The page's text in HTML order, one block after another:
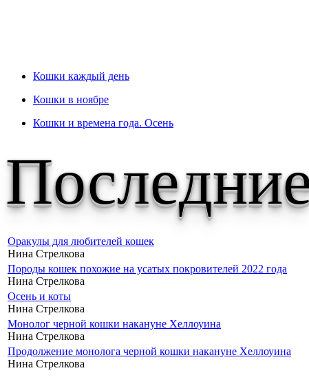
Кошки каждый день
Кошки в ноябре
Кошки и времена года. Осень
Оракулы для любителей кошек
Нина Стрелкова
Породы кошек похожие на усатых покровителей 2022 года
Нина Стрелкова
Осень и коты
Нина Стрелкова
Монолог черной кошки накануне Хеллоуина
Нина Стрелкова
Продолжение монолога черной кошки накануне Хеллоуина
Нина Стрелкова